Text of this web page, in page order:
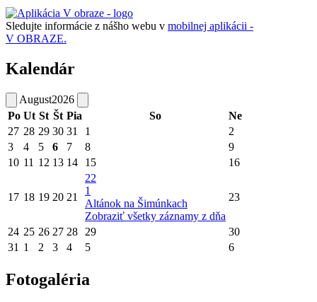
Sledujte informácie z nášho webu v mobilnej aplikácii -
V OBRAZE.
Kalendár
August2026
Po Ut St Št Pia So
Ne
27 28 29 30 31 1
2
3
4 5 6 7 8
9
10 11 12 13 14 15 16
17 18 19 20 21
22
1
Altánok na Šimúnkach
Zobraziť všetky záznamy z dňa
23
24 25 26 27 28 29
30
31 1 2 3 4 5 6
Fotogaléria